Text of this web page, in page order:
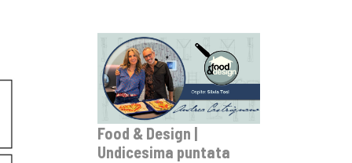
Food & Design |
Undicesima puntata